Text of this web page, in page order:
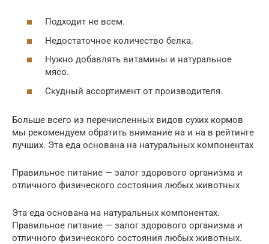
Подходит не всем.
Недостаточное количество белка.
Нужно добавлять витамины и натуральное
мясо.
Скудный ассортимент от производителя.
Больше всего из перечисленных видов сухих кормов
мы рекомендуем обратить внимание на и на в рейтинге
лучших. Эта еда основана на натуральных компонентах
Правильное питание — залог здорового организма и
отличного физического состояния любых животных
Эта еда основана на натуральных компонентах.
Правильное питание — залог здорового организма и
отличного физического состояния любых животных.